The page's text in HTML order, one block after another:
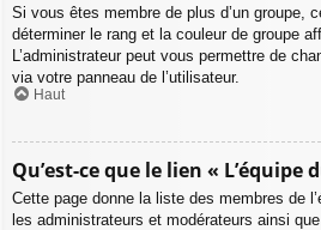
Si vous êtes membre de plus d’un groupe,
déterminer le rang et la couleur de groupe
L’administrateur peut vous permettre de
via votre panneau de l’utilisateur.
Haut
Qu’est-ce que le lien « L’équipe
Cette page donne la liste des membres de
les administrateurs et modérateurs ainsi